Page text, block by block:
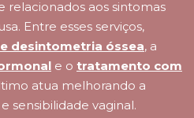
aos sintomas
Entre esses serviços,
desintometria óssea, a
e o tratamento com
atua melhorando a
sensibilidade vaginal.